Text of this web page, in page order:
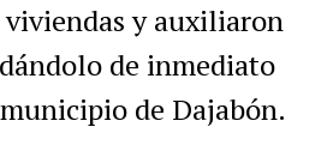
viviendas y auxiliaron
de inmediato
de Dajabón.